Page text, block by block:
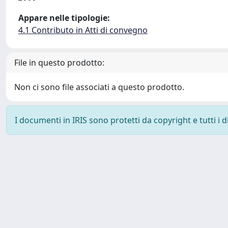
Appare nelle tipologie:
4.1 Contributo in Atti di convegno
File in questo prodotto:
Non ci sono file associati a questo prodotto.
I documenti in IRIS sono protetti da copyright e tutti i